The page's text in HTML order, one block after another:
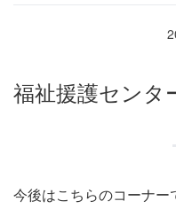
福祉援護センタ
今後はこちらのコーナ